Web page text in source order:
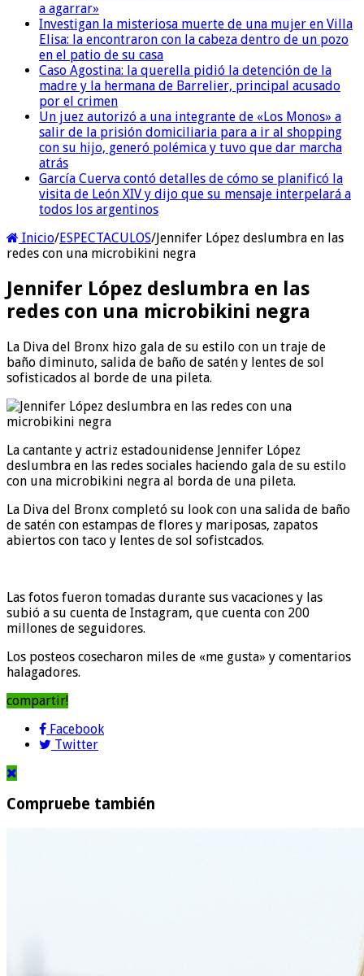
a agarrar»
Investigan la misteriosa muerte de una mujer en Villa
Elisa: la encontraron con la cabeza dentro de un pozo
en el patio de su casa
Caso Agostina: la querella pidió la detención de la
madre y la hermana de Barrelier, principal acusado
por el crimen
Un juez autorizó a una integrante de «Los Monos» a
salir de la prisión domiciliaria para a ir al shopping
con su hijo, generó polémica y tuvo que dar marcha
atrás
García Cuerva contó detalles de cómo se planificó la
visita de León XIV y dijo que su mensaje interpelará a
todos los argentinos
Inicio/ESPECTACULOS/Jennifer López deslumbra en las
redes con una microbikini negra
Jennifer López deslumbra en las
redes con una microbikini negra
La Diva del Bronx hizo gala de su estilo con un traje de
baño diminuto, salida de baño de satén y lentes de sol
sofisticados al borde de una pileta.
La cantante y actriz estadounidense Jennifer López
deslumbra en las redes sociales haciendo gala de su estilo
con una microbikini negra al borda de una pileta.
La Diva del Bronx completó su look con una salida de baño
de satén con estampas de flores y mariposas, zapatos
abiertos con taco y lentes de sol sofistcados.
Las fotos fueron tomadas durante sus vacaciones y las
subió a su cuenta de Instagram, que cuenta con 200
millones de seguidores.
Los posteos cosecharon miles de «me gusta» y comentarios
halagadores.
compartir!
Facebook
Twitter
Compruebe también